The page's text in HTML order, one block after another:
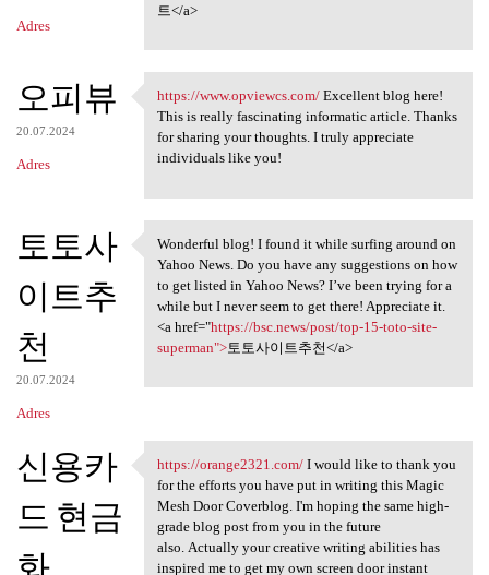
Adres
트</a>
오피뷰
20.07.2024
Adres
https://www.opviewcs.com/
https://www.opviewcs.com/Excellent blog here!
This is really fascinating informatic article. Thanks
for sharing your thoughts. I truly appreciate
individuals like you!
토토사
이트추
천
20.07.2024
Adres
Wonderful blog! I found it
Wonderful blog! I found it while surfing around on
Yahoo News. Do you have any suggestions on how
to get listed in Yahoo News? I’ve been trying for a
while but I never seem to get there! Appreciate it.
<a href="https://bsc.news/post/top-15-toto-site-
superman">토토사이트추천</a>
신용카
드 현금
화
https://orange2321.com/ I
https://orange2321.com/I would like to thank you
for the efforts you have put in writing this Magic
Mesh Door Coverblog. I'm hoping the same high-
grade blog post from you in the future
also. Actually your creative writing abilities has
inspired me to get my own screen door instant